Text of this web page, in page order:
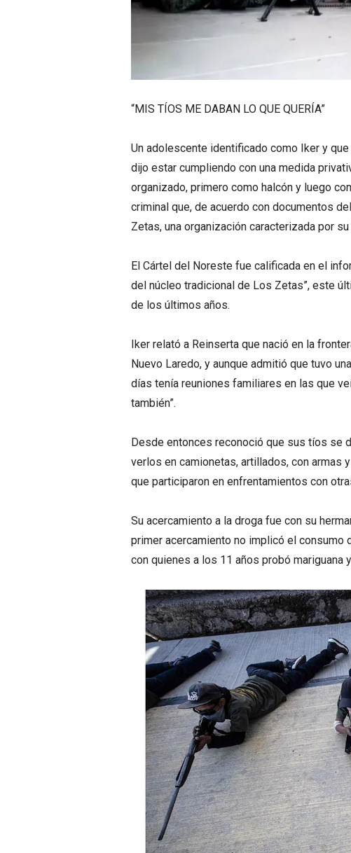
“MIS TÍOS ME DABAN LO QUE QUERÍA”
Un adolescente identificado como Iker y
dijo estar cumpliendo con una medida
organizado, primero como halcón y luego
criminal que, de acuerdo con documentos
Zetas, una organización caracterizada por su
El Cártel del Noreste fue calificada en el
del núcleo tradicional de Los Zetas”, este
de los últimos años.
Iker relató a Reinserta que nació en la
Nuevo Laredo, y aunque admitió que tuvo
días tenía reuniones familiares en las que
también”.
Desde entonces reconoció que sus tíos se
verlos en camionetas, artillados, con armas
que participaron en enfrentamientos con
Su acercamiento a la droga fue con su
primer acercamiento no implicó el consumo
con quienes a los 11 años probó mariguana